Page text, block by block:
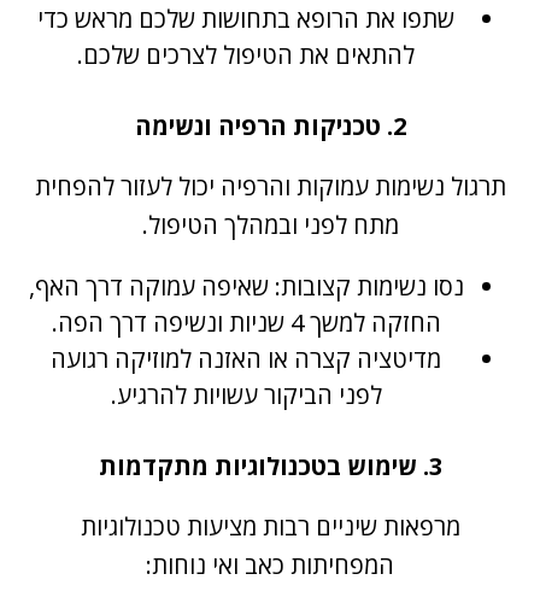
שתפו את הרופא בתחושות שלכם מראש כדי
להתאים את הטיפול לצרכים שלכם.
2. טכניקות הרפיה ונשימה
תרגול נשימות עמוקות והרפיה יכול לעזור להפחית
מתח לפני ובמהלך הטיפול.
נסו נשימות קצובות: שאיפה עמוקה דרך האף,
החזקה למשך 4 שניות ונשיפה דרך הפה.
מדיטציה קצרה או האזנה למוזיקה רגועה
לפני הביקור עשויות להרגיע.
3. שימוש בטכנולוגיות מתקדמות
מרפאות שיניים רבות מציעות טכנולוגיות
המפחיתות כאב ואי נוחות: